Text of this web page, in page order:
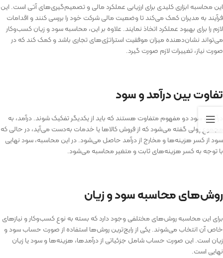
این محاسبه ابزاری کلیدی برای ارزیابی عملکرد مالی و تصمیم‌گیری‌های آتی است. این
فرآیند به مدیران کمک می‌کند تا وضعیت مالی شرکت خود را بررسی کنند و اقدامات
لازم را برای بهبود عملکرد اتخاذ نمایند. علاوه بر این، محاسبه سود و زیان کسب‌وکار
می‌تواند نشان‌دهنده میزان موفقیت استراتژی‌های تجاری باشد و کمک کند که در
صورت نیاز، تغییرات لازم صورت گیرد.
تفاوت بین درآمد و سود
درآمد و سود دو مفهوم متفاوت هستند که باید از یکدیگر تفکیک شوند. درآمد، به
مجموع پولی گفته می‌شود که از فروش کالاها یا خدمات به‌دست می‌آید، در حالی که
سود از کسر هزینه‌ها و مخارج از درآمد حاصل می‌شود. در این محاسبه، سود نهایی
با توجه به کسر هزینه‌های ثابت و متغیر محاسبه می‌شود.
روش‌های محاسبه سود و زیان
برای این محاسبه روش‌های مختلفی وجود دارد که بسته به نوع کسب‌وکار و نیازهای
خاص آن انتخاب می‌شوند. یکی از رایج‌ترین روش‌ها استفاده از صورت حساب سود و
زیان است. این صورت حساب شامل جزئیاتی از درآمدها، هزینه‌ها و سود یا زیان
نهایی است.